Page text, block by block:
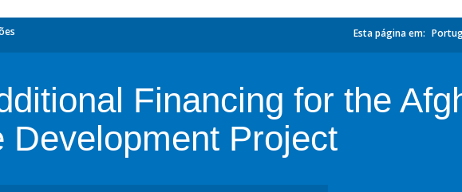
Esta página em:
Financing for the
Development Project